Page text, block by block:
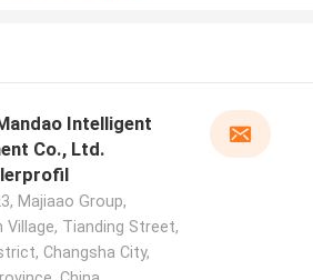
Intelligent
Co., Ltd.
Majiaao Group,
Village, Tianding Street,
Changsha City,